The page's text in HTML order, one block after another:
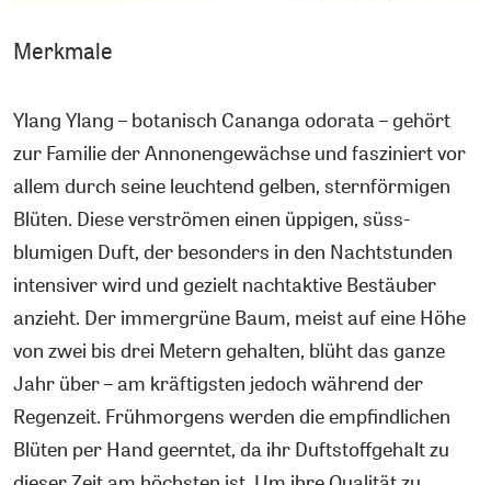
Merkmale
Ylang Ylang – botanisch Cananga odorata – gehört
zur Familie der Annonengewächse und fasziniert vor
allem durch seine leuchtend gelben, sternförmigen
Blüten. Diese verströmen einen üppigen, süss-
blumigen Duft, der besonders in den Nachtstunden
intensiver wird und gezielt nachtaktive Bestäuber
anzieht. Der immergrüne Baum, meist auf eine Höhe
von zwei bis drei Metern gehalten, blüht das ganze
Jahr über – am kräftigsten jedoch während der
Regenzeit. Frühmorgens werden die empfindlichen
Blüten per Hand geerntet, da ihr Duftstoffgehalt zu